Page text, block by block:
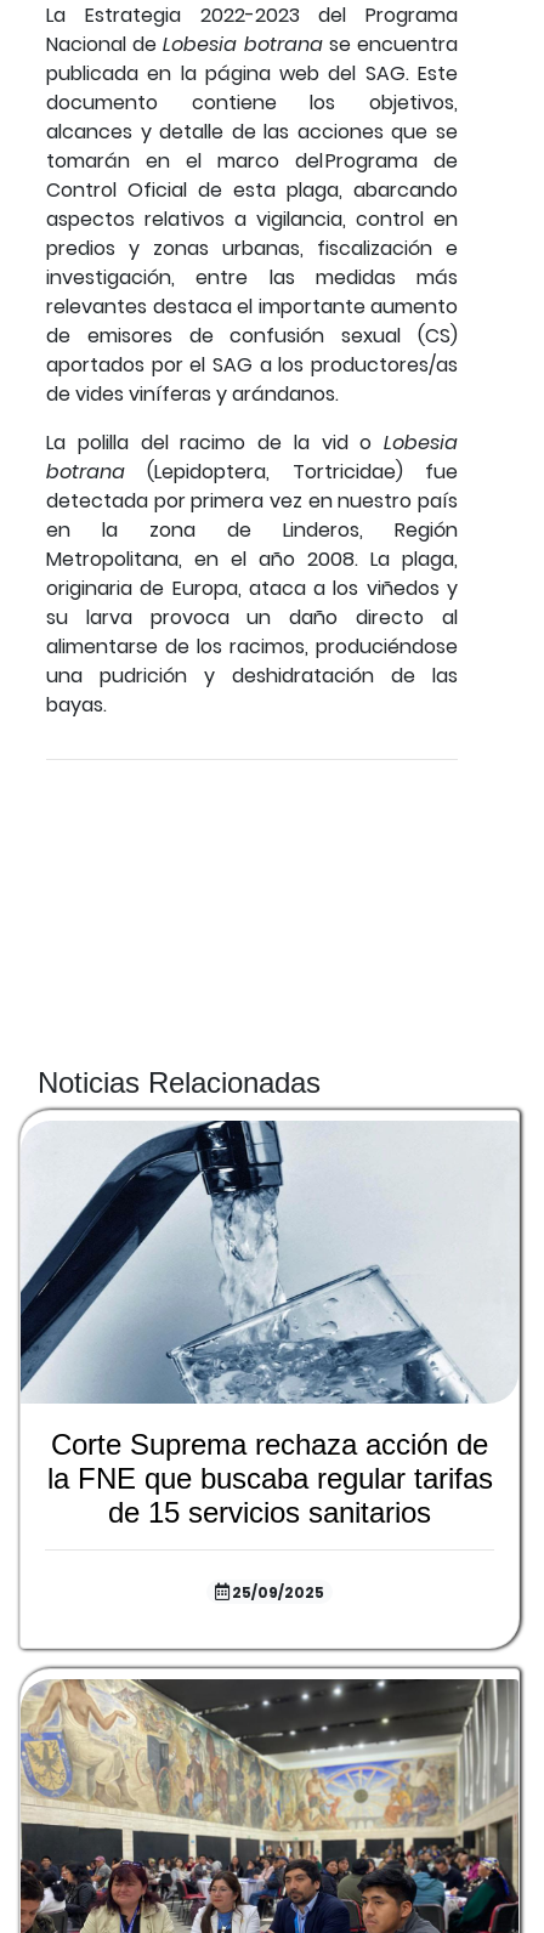
La Estrategia 2022-2023 del Programa
Nacional deLobesia botranase encuentra
publicada en la página web del SAG. Este
documento contiene los objetivos,
alcances y detalle de las acciones que se
tomarán en el marco del Programa de
Control Oficial de esta plaga, abarcando
aspectos relativos a vigilancia, control en
predios y zonas urbanas, fiscalización e
investigación, entre las medidas más
relevantes destaca el importante aumento
de emisores de confusión sexual (CS)
aportados por el SAG a los productores/as
de vides viníferas y arándanos.
La polilla del racimo de la vid o Lobesia
botrana(Lepidoptera, Tortricidae) fue
detectada por primera vez en nuestro país
en la zona de Linderos, Región
Metropolitana, en el año 2008. La plaga,
originaria de Europa, ataca a los viñedos y
su larva provoca un daño directo al
alimentarse de los racimos, produciéndose
una pudrición y deshidratación de las
bayas.
Noticias Relacionadas
Corte Suprema rechaza acción de
la FNE que buscaba regular tarifas
de 15 servicios sanitarios
25/09/2025